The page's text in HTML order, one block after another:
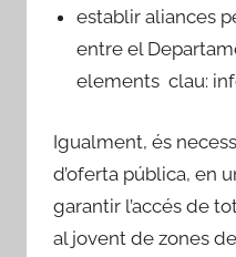
establir aliances
entre el
elements clau:
Igualment, és
d’oferta pública, en
garantir l’accés de
al jovent de zones